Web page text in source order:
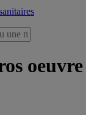
oeuvre